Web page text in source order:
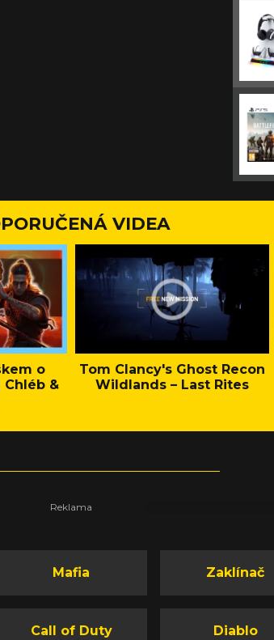
VIDEA
o
&
Tom Clancy's Ghost Recon
Wildlands – Last Rites
Mafia Zaklínač
Call of Duty Diablo